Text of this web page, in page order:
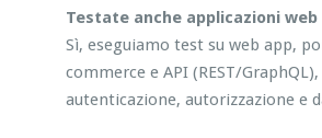
Testate anche applicazioni web
Sì, eseguiamo test su web app,
commerce e API (REST/
autenticazione, autorizzazione e